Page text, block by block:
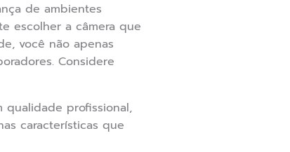
de ambientes
escolher a câmera que
você não apenas
Considere
qualidade profissional,
características que